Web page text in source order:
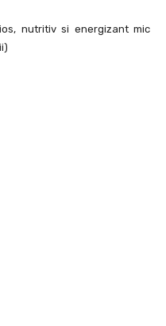
nutritiv si energizant mic